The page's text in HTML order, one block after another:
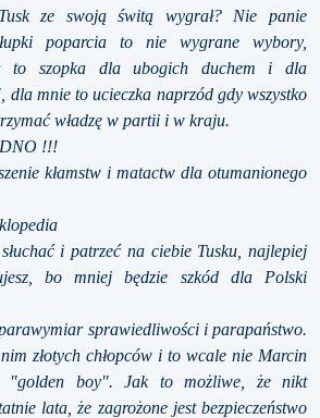
ze swoją świtą wygrał? Nie panie
poparcia to nie wygrane wybory,
to szopka dla ubogich duchem i dla
dla mnie to ucieczka naprzód gdy wszystko
władzę w partii i w kraju.
!!!
kłamstw i matactw dla otumanionego
i patrzeć na ciebie Tusku, najlepiej
bo mniej będzie szkód dla Polski
sprawiedliwości i parapaństwo.
złotych chłopców i to wcale nie Marcin
"golden boy". Jak to możliwe, że nikt
lata, że zagrożone jest bezpieczeństwo